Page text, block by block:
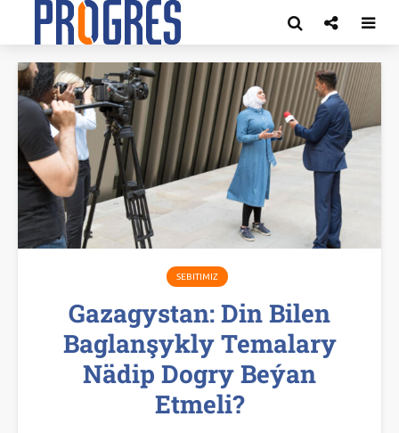
SEBITIMIZ
Gazagystan: Din Bilen
Baglanşykly Temalary
Nädip Dogry Beýan
Etmeli?